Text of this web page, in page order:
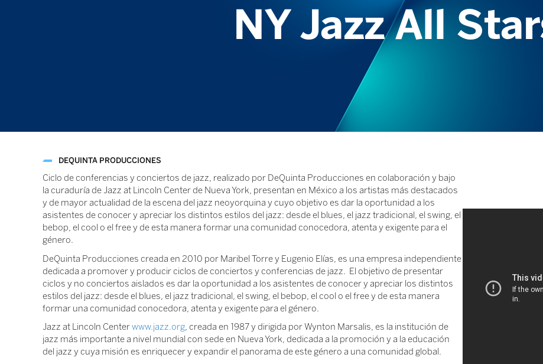
NY Jazz All
DEQUINTA PRODUCCIONES
Ciclo de conferencias y conciertos de jazz, realizado por DeQuinta Producciones en colaboración y bajo
la curaduría de Jazz at Lincoln Center de Nueva York, presentan en México a los artistas más destacados
y de mayor actualidad de la escena del jazz neoyorquina y cuyo objetivo es dar la oportunidad a los
asistentes de conocer y apreciar los distintos estilos del jazz: desde el blues, el jazz tradicional, el swing, el
bebop, el cool o el free y de esta manera formar una comunidad conocedora, atenta y exigente para el
género.
DeQuinta Producciones creada en 2010 por Maribel Torre y Eugenio Elías, es una empresa independiente
dedicada a promover y producir ciclos de conciertos y conferencias de jazz. El objetivo de presentar
ciclos y no conciertos aislados es dar la oportunidad a los asistentes de conocer y apreciar los distintos
estilos del jazz: desde el blues, el jazz tradicional, el swing, el bebop, el cool o el free y de esta manera
formar una comunidad conocedora, atenta y exigente para el género.
Jazz at Lincoln Centerwww.jazz.org, creada en 1987 y dirigida por Wynton Marsalis, es la institución de
jazz más importante a nivel mundial con sede en Nueva York, dedicada a la promoción y a la educación
del jazz y cuya misión es enriquecer y expandir el panorama de este género a una comunidad global.